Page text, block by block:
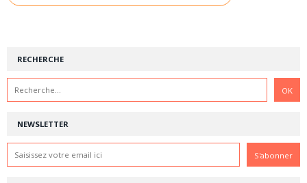
NEWSLETTER
RECHERCHE